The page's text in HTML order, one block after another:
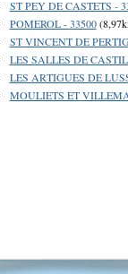
ST PEY DE CASTETS -
POMEROL - 33500
ST VINCENT DE
LES SALLES DE
LES ARTIGUES DE
MOULIETS ET